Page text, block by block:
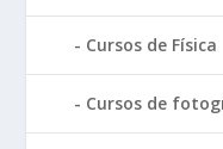
Cursos de Física
Cursos de